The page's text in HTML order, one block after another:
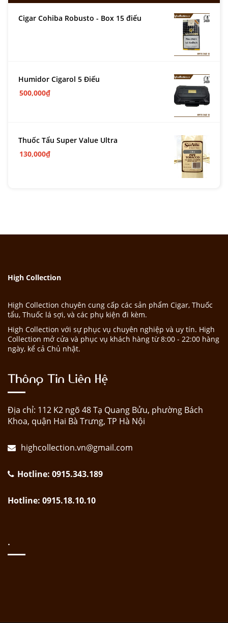
Cigar Cohiba Robusto - Box 15 điếu
Humidor Cigarol 5 Điếu
500,000₫
Thuốc Tẩu Super Value Ultra
130,000₫
High Collection
High Collection chuyên cung cấp các sản phẩm Cigar, Thuốc
tẩu, Thuốc lá sợi, và các phụ kiện đi kèm.
High Collection với sự phục vụ chuyên nghiệp và uy tín. High
Collection mở cửa và phục vụ khách hàng từ 8:00 - 22:00 hàng
ngày, kể cả Chủ nhật.
Thông Tin Liên Hệ
Địa chỉ: 112 K2 ngõ 48 Tạ Quang Bửu, phường Bách
Khoa, quận Hai Bà Trưng, TP Hà Nội
highcollection.vn@gmail.com
Hotline: 0915.343.189
Hotline: 0915.18.10.10
.